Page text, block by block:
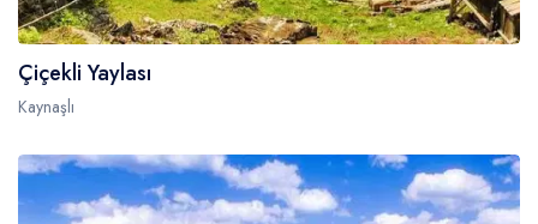
Çiçekli Yaylası
Kaynaşlı